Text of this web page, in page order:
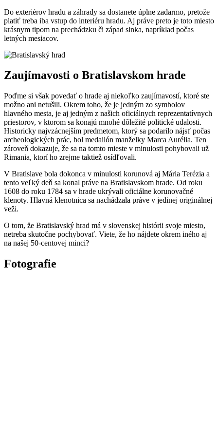
Do exteriérov hradu a záhrady sa dostanete úplne zadarmo, pretože
platiť treba iba vstup do interiéru hradu. Aj práve preto je toto miesto
krásnym tipom na prechádzku či západ slnka, napríklad počas
letných mesiacov.
Zaujímavosti o Bratislavskom hrade
Poďme si však povedať o hrade aj niekoľko zaujímavostí, ktoré ste
možno ani netušili. Okrem toho, že je jedným zo symbolov
hlavného mesta, je aj jedným z našich oficiálnych reprezentatívnych
priestorov, v ktorom sa konajú mnohé dôležité politické udalosti.
Historicky najvzácnejším predmetom, ktorý sa podarilo nájsť počas
archeologických prác, bol medailón manželky Marca Aurélia. Ten
zároveň dokazuje, že sa na tomto mieste v minulosti pohybovali už
Rimania, ktorí ho zrejme taktiež osídľovali.
V Bratislave bola dokonca v minulosti korunová aj Mária Terézia a
tento veľký deň sa konal práve na Bratislavskom hrade. Od roku
1608 do roku 1784 sa v hrade ukrývali oficiálne korunovačné
klenoty. Hlavná klenotnica sa nachádzala práve v jedinej originálnej
veži.
O tom, že Bratislavský hrad má v slovenskej histórii svoje miesto,
netreba skutočne pochybovať. Viete, že ho nájdete okrem iného aj
na našej 50-centovej minci?
Fotografie